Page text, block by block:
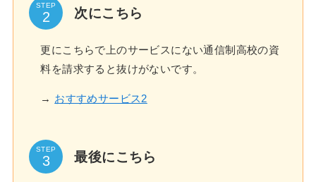
STEP
次にこちら
更にこちらで上のサービスにない通信制高校の資
料を請求すると抜けがないです。
→ おすすめサービス2
STEP
最後にこちら